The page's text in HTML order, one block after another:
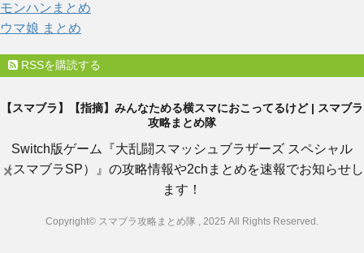
モンハンまとめ
ウマ娘 まとめ
RSSを購読する
×
【スマブラ】【指摘】みんなためる横スマにおこってるけど | スマブラ
攻略まとめ隊
Switch版ゲーム『大乱闘スマッシュブラザーズ スペシャル
（スマブラSP）』の攻略情報や2chまとめを速報でお知らせし
ます！
Copyright© スマブラ攻略まとめ隊 , 2025 All Rights Reserved.